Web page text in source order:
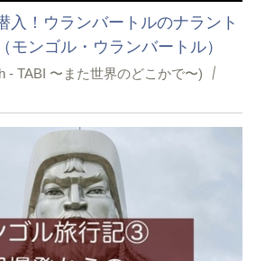
入！ウランバートルのナラント
モンゴル・ウランバートル）
- TABI 〜また世界のどこかで〜)